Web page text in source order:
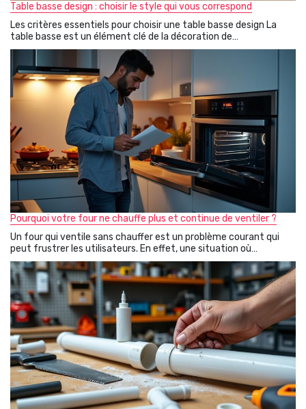
Table basse design : choisir le style qui vous correspond
Les critères essentiels pour choisir une table basse design La
table basse est un élément clé de la décoration de…
Pourquoi votre four ne chauffe plus et continue de ventiler ?
Un four qui ventile sans chauffer est un problème courant qui
peut frustrer les utilisateurs. En effet, une situation où…